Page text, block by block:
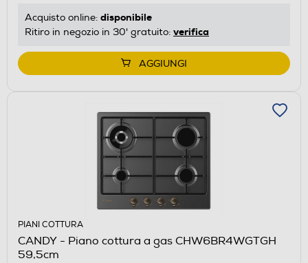
Acquisto online: disponibile
Ritiro in negozio in 30' gratuito: verifica
AGGIUNGI
PIANI COTTURA
CANDY - Piano cottura a gas CHW6BR4WGTGH
59,5cm